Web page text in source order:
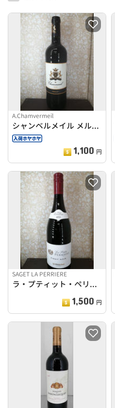
A.Chamvermeil
シャンベルメイル メルロー2018
1,100 円
SAGET LA PERRIERE
ラ・プティット・ペリエール ピノノワール2021
1,500 円